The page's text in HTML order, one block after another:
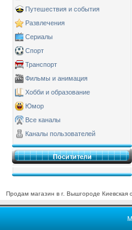
Путешествия и события
Развлечения
Сериалы
Спорт
Транспорт
Фильмы и анимация
Хобби и образование
Юмор
Все каналы
Каналы пользователей
Поситители
Продам магазин в г. Вышгороде Киевская